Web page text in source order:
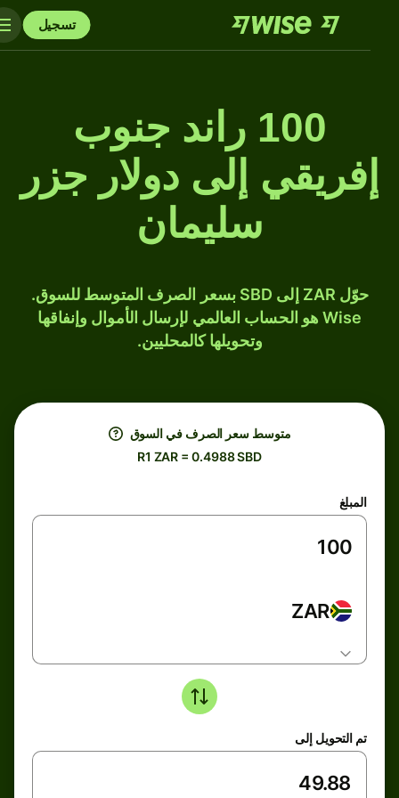
تسجيل
100 راند جنوب
إفريقي إلى دولار جزر
سليمان
حوّل ZAR إلى SBD بسعر الصرف المتوسط للسوق.
Wise هو الحساب العالمي لإرسال الأموال وإنفاقها
وتحويلها كالمحليين.
متوسط ​​سعر الصرف في السوق
R1 ZAR = 0.4988 SBD
المبلغ
ZAR
تم التحويل إلى